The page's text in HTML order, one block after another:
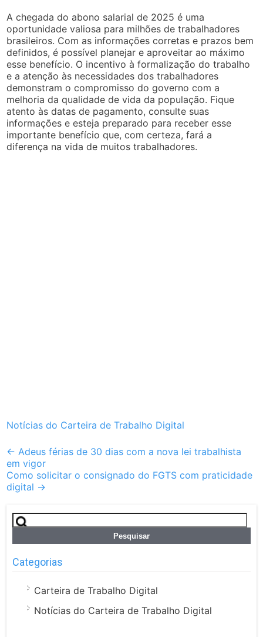
A chegada do abono salarial de 2025 é uma
oportunidade valiosa para milhões de trabalhadores
brasileiros. Com as informações corretas e prazos bem
definidos, é possível planejar e aproveitar ao máximo
esse benefício. O incentivo à formalização do trabalho
e a atenção às necessidades dos trabalhadores
demonstram o compromisso do governo com a
melhoria da qualidade de vida da população. Fique
atento às datas de pagamento, consulte suas
informações e esteja preparado para receber esse
importante benefício que, com certeza, fará a
diferença na vida de muitos trabalhadores.
Notícias do Carteira de Trabalho Digital
Post
navigation
← Adeus férias de 30 dias com a nova lei trabalhista
em vigor
Como solicitar o consignado do FGTS com praticidade
digital →
Pesquisar
por:
Categorias
Carteira de Trabalho Digital
Notícias do Carteira de Trabalho Digital